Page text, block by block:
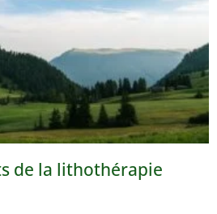
de la lithothérapie